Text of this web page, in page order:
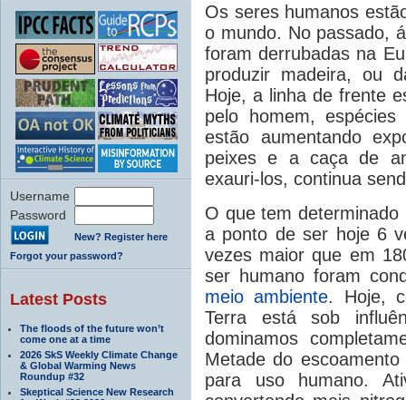
Username
Password
New? Register here
Forgot your password?
Latest Posts
The floods of the future won’t
come one at a time
2026 SkS Weekly Climate Change
& Global Warming News
Roundup #32
Skeptical Science New Research
Os seres humanos
o mundo. No passado,
foram derrubadas na
produzir madeira, ou
Hoje, a linha de frente
pelo homem,
estão aumentando
peixes e a caça de
exauri-los, continua
O que tem
a ponto de ser hoje 6
vezes maior que em
ser humano foram
meio ambiente. Hoje,
Terra está sob
dominamos
Metade do
para uso humano.